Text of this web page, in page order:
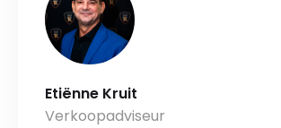
Etiënne Kruit
Verkoopadviseur